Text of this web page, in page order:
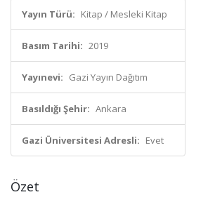
Yayın Türü: Kitap / Mesleki Kitap
Basım Tarihi: 2019
Yayınevi: Gazi Yayın Dağıtım
Basıldığı Şehir: Ankara
Gazi Üniversitesi Adresli: Evet
Özet